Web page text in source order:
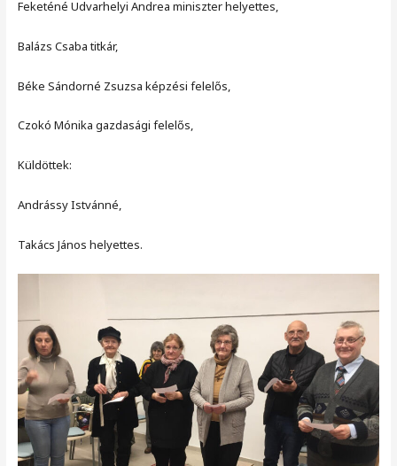
Feketéné Udvarhelyi Andrea miniszter helyettes,
Balázs Csaba titkár,
Béke Sándorné Zsuzsa képzési felelős,
Czokó Mónika gazdasági felelős,
Küldöttek:
Andrássy Istvánné,
Takács János helyettes.